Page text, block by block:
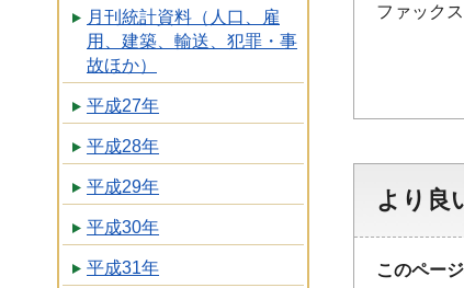
月刊統計資料（人口、雇
用、建築、輸送、犯罪・事
故ほか）
平成27年
平成28年
平成29年
平成30年
平成31年
ファック
より良
このペー